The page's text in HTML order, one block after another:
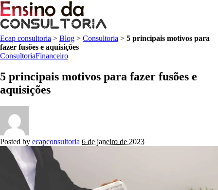
Ecap consultoria > Blog > Consultoria > ​​5 principais motivos para
fazer fusões e aquisições
ConsultoriaFinanceiro
​​5 principais motivos para fazer fusões e
aquisições
Posted by ecapconsultoria 6 de janeiro de 2023